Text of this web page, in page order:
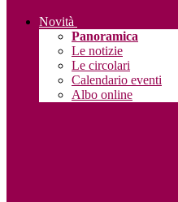
Novità
Panoramica
Le notizie
Le circolari
Calendario eventi
Albo online